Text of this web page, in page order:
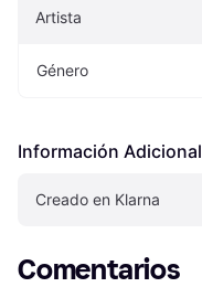
Artista
Género
Información Adicional
Creado en Klarna
Comentarios